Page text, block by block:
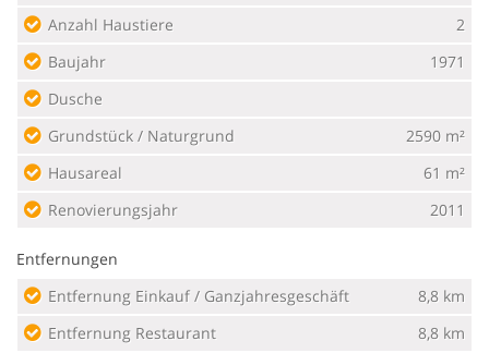
Anzahl Haustiere
2
Baujahr
1971
Dusche
Grundstück / Naturgrund
2590 m²
Hausareal
61 m²
Renovierungsjahr
2011
Entfernungen
Entfernung Einkauf / Ganzjahresgeschäft
8,8 km
Entfernung Restaurant
8,8 km